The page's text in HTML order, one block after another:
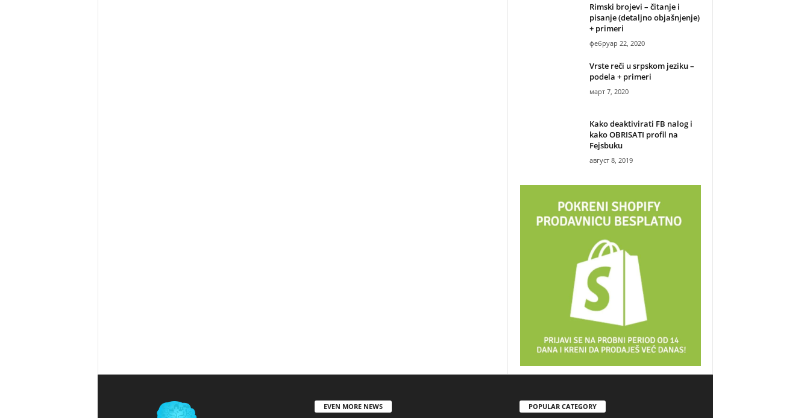
Rimski brojevi – čitanje i
pisanje (detaljno objašnjenje)
+ primeri
фебруар 22, 2020
Vrste reči u srpskom jeziku –
podela + primeri
март 7, 2020
Kako deaktivirati FB nalog i
kako OBRISATI profil na
Fejsbuku
август 8, 2019
EVEN MORE NEWS POPULAR CATEGORY